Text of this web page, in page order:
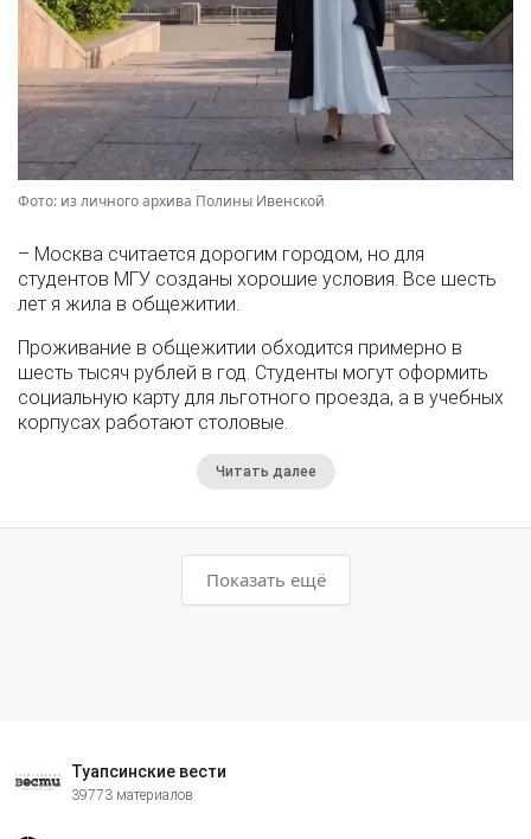
Фото: из личного архива Полины Ивенской
– Москва считается дорогим городом, но для
студентов МГУ созданы хорошие условия. Все шесть
лет я жила в общежитии.
Проживание в общежитии обходится примерно в
шесть тысяч рублей в год. Студенты могут оформить
социальную карту для льготного проезда, а в учебных
корпусах работают столовые.
Читать далее
Показать ещё
Туапсинские вести
39773 материалов